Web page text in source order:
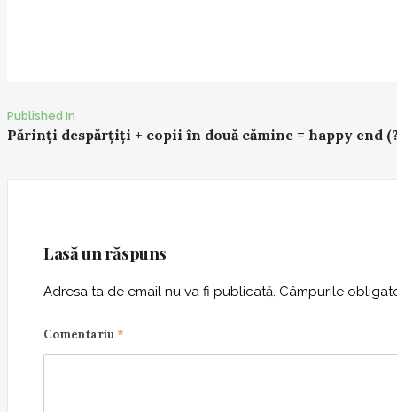
P
Published In
Părinți despărțiți + copii în două cămine = happy end
Lasă un răspuns
Adresa ta de email nu va fi publicată. Câmpurile
Comentariu *